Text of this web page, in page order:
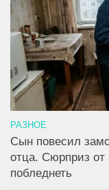
РАЗНОЕ
Сын повесил
отца. Сюрприз от
побледнеть